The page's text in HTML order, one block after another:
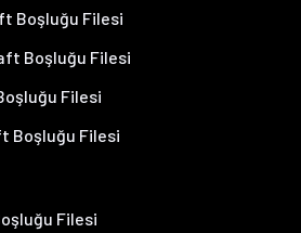
Boşluğu Filesi
Boşluğu Filesi
Filesi
Boşluğu Filesi
Filesi